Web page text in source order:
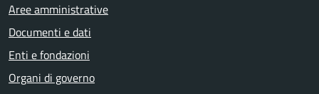
Aree amministrative
Documenti e dati
Enti e fondazioni
Organi di governo